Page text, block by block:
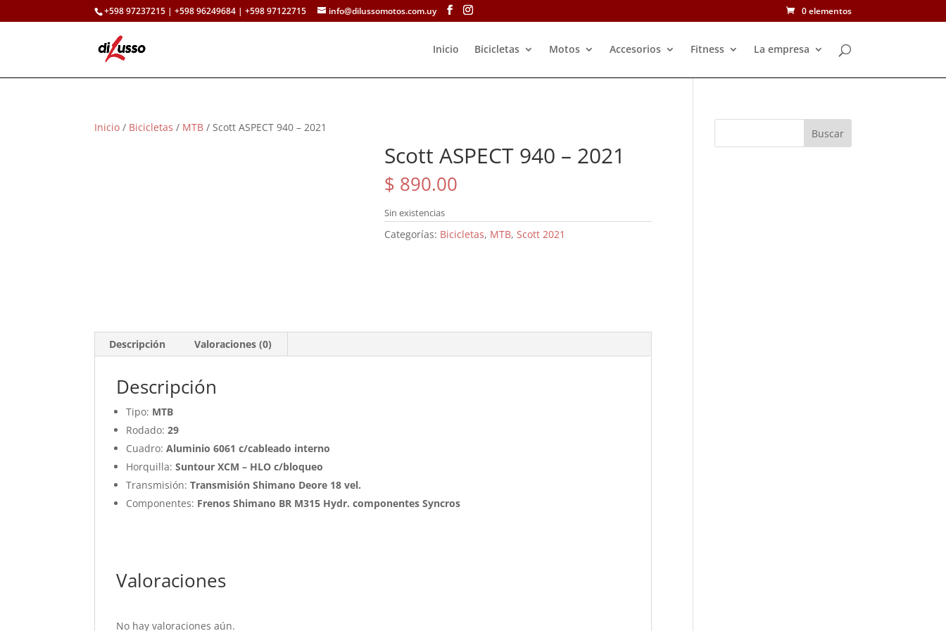
+598 97237215 | +598 96249684 | +598 97122715 info@dilussomotos.com.uy 0 elementos
Inicio Bicicletas Motos Accesorios Fitness La empresa
Inicio / Bicicletas / MTB / Scott ASPECT 940 – 2021
Scott ASPECT 940 – 2021
$ 890.00
Sin existencias
Categorías: Bicicletas, MTB,Scott 2021
Descripción Valoraciones (0)
Descripción
Tipo: MTB
Rodado:29
Cuadro:Aluminio 6061 c/cableado interno
Horquilla:Suntour XCM – HLO c/bloqueo
Transmisión:Transmisión Shimano Deore 18 vel.
Componentes: Frenos Shimano BR M315 Hydr. componentes Syncros
Valoraciones
No hay valoraciones aún.